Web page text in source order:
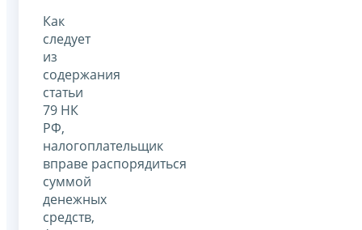
Как
следует
из
содержания
статьи
79 НК
РФ,
налогоплательщик
вправе распорядиться
суммой
денежных
средств,